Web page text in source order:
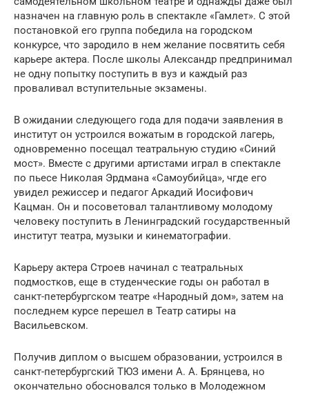
назначен на главную роль в спектакле «Гамлет». С этой
постановкой его группа победила на городском
конкурсе, что зародило в нем желание посвятить себя
карьере актера. После школы Александр предпринимал
не одну попытку поступить в вуз и каждый раз
проваливал вступительные экзамены.
В ожидании следующего года для подачи заявления в
институт он устроился вожатым в городской лагерь,
одновременно посещал театральную студию «Синий
мост». Вместе с другими артистами играл в спектакле
по пьесе Николая Эрдмана «Самоубийца», чгде его
увидел режиссер и педагог Аркадий Иосифович
Кацман. Он и посоветовал талантливому молодому
человеку поступить в Ленинградский государственный
институт театра, музыки и кинематографии.
Карьеру актера Строев начинал с театральных
подмостков, еще в студенческие годы он работал в
санкт-петербургском театре «Народный дом», затем на
последнем курсе перешел в Театр сатиры на
Васильевском.
Получив диплом о высшем образовании, устроился в
санкт-петербургский ТЮЗ имени А. А. Брянцева, но
окончательно обосновался только в Молодежном